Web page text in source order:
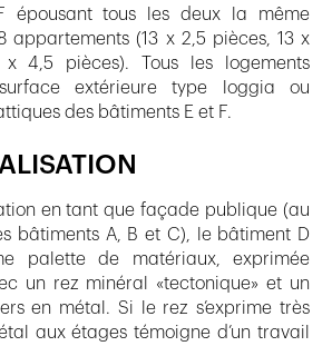
épousant tous les deux la même
appartements (13 x 2,5 pièces, 13 x
4,5 pièces). Tous les logements
surface extérieure type loggia ou
des bâtiments E et F.
en tant que façade publique (au
bâtiments A, B et C), le bâtiment D
palette de matériaux, exprimée
un rez minéral «tectonique» et un
en métal. Si le rez s’exprime très
aux étages témoigne d’un travail